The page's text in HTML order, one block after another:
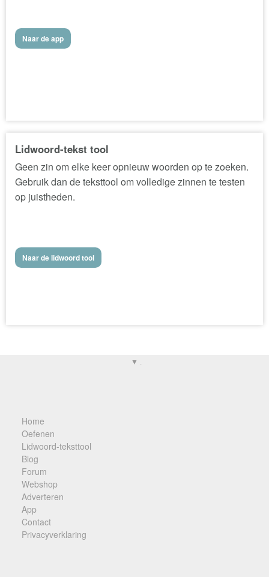
Naar de app
Lidwoord-tekst tool
Geen zin om elke keer opnieuw woorden op te zoeken.
Gebruik dan de teksttool om volledige zinnen te testen
op juistheden.
Naar de lidwoord tool
▼ .
Home
Oefenen
Lidwoord-teksttool
Blog
Forum
Webshop
Adverteren
App
Contact
Privacyverklaring